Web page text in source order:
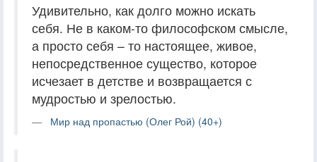
Удивительно, как долго можно искать
себя. Не в каком-то философском смысле,
а просто себя – то настоящее, живое,
непосредственное существо, которое
исчезает в детстве и возвращается с
мудростью и зрелостью.
Мир над пропастью (Олег Рой) (40+)